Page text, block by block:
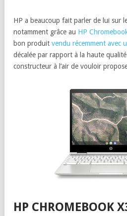
HP a beaucoup fait parler de lui sur
notamment grâce au HP
bon produit vendu récemment avec
décalée par rapport à la haute
constructeur à l’air de vouloir
HP CHROMEBOOK